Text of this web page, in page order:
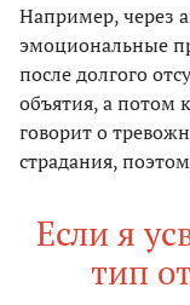
Например, через
эмоциональные
после долгого
объятия, а потом
говорит о
страдания,
Если я
тип